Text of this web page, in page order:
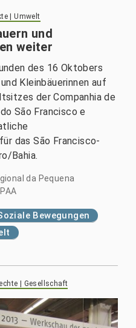
| Umwelt
und
weiter
des 16 Oktobers
Kleinbäuerinnen auf
der Companhia de
São Francisco e
das São Francisco-
Bahia.
da Pequena
Bewegungen
| Gesellschaft